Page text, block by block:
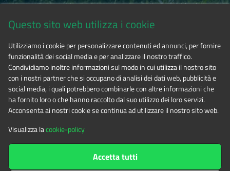
Via Fransuà Fontan, 1 - 10050 Salbertrand (TO)
Tel. 0122.854720
E-mailalpicozie@cert.ruparpiemonte.it
The contents of this websitebyEnte di gestione delle aree
protette delle Alpi Cozieis licensed under
Questo sito web utilizza i cookie
Utilizziamo i cookie per personalizzare contenuti ed annunci, per fornire
funzionalità dei social media e per analizzare il nostro traffico.
Condividiamo inoltre informazioni sul modo in cui utilizza il nostro sito
con i nostri partner che si occupano di analisi dei dati web, pubblicità e
social media, i quali potrebbero combinarle con altre informazioni che
ha fornito loro o che hanno raccolto dal suo utilizzo dei loro servizi.
Acconsenta ai nostri cookie se continua ad utilizzare il nostro sito web.
Visualizza lacookie-policy
Accetta tutti